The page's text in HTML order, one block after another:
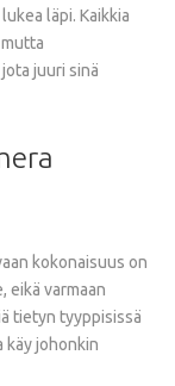
läpi. Kaikkia
juuri sinä
kokonaisuus on
eikä varmaan
tietyn tyyppisissä
käy johonkin